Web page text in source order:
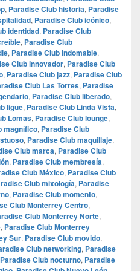
, Paradise Club historia, Paradise
, Paradise Club icónico,
identidad, Paradise Club
, Paradise Club
, Paradise Club indomable,
Club innovador, Paradise Club
, Paradise Club jazz, Paradise Club
Club Las Torres, Paradise
, Paradise Club liberado,
ligue, Paradise Club Linda Vista,
Lomas, Paradise Club lounge,
magnífico, Paradise Club
, Paradise Club maquillaje,
Club marca, Paradise Club
, Paradise Club membresía,
Club México, Paradise Club
Club mixología, Paradise
, Paradise Club momento,
Club Monterrey Centro,
Club Monterrey Norte,
, Paradise Club Monterrey
Sur, Paradise Club movido,
Club networking, Paradise
Paradise Club nocturno, Paradise